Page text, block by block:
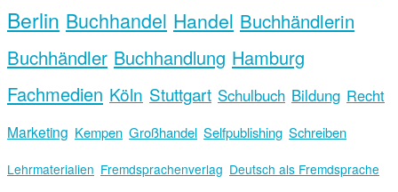
Berlin Buchhandel Handel Buchhändlerin
Buchhändler Buchhandlung Hamburg
Fachmedien Köln Stuttgart Schulbuch Bildung Recht
Marketing Kempen Großhandel Selfpublishing Schreiben
Lehrmaterialien Fremdsprachenverlag Deutsch als Fremdsprache